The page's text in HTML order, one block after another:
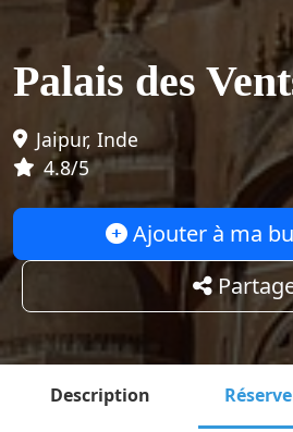
Palais des
Jaipur, Inde
4.8/5
Ajouter à ma
Description